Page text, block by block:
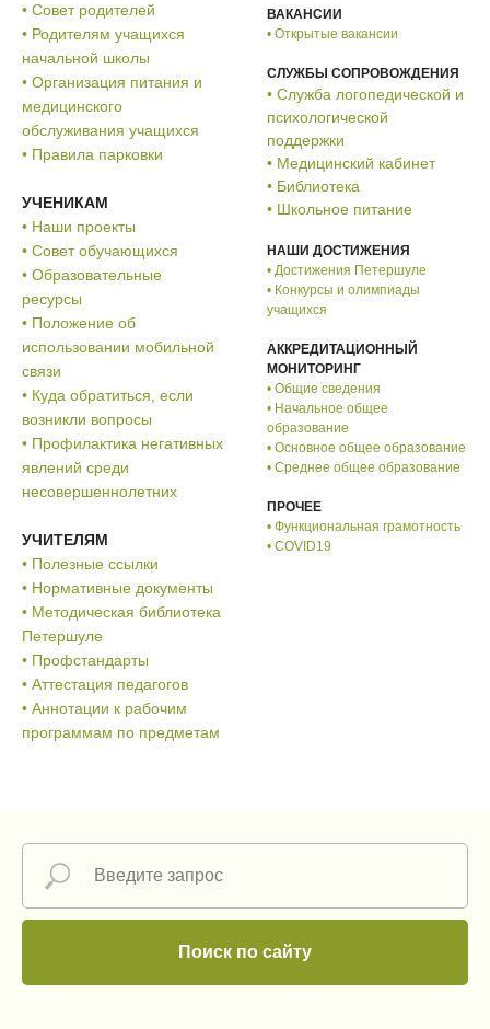
• Совет родителей
• Родителям учащихся
начальной школы
• Организация питания и
медицинского
обслуживания учащихся
• Правила парковки
УЧЕНИКАМ
• Наши проекты
• Совет обучающихся
• Образовательные
ресурсы
• Положение об
использовании мобильной
связи
• Куда обратиться, если
возникли вопросы
• Профилактика негативных
явлений среди
несовершеннолетних
УЧИТЕЛЯМ
• Полезные ссылки
• Нормативные документы
• Методическая библиотека
Петершуле
• Профстандарты
• Аттестация педагогов
• Аннотации к рабочим
программам по предметам
ВАКАНСИИ
• Открытые вакансии
СЛУЖБЫ СОПРОВОЖДЕНИЯ
• Служба логопедической и
психологической
поддержки
• Медицинский кабинет
• Библиотека
• Школьное питание
НАШИ ДОСТИЖЕНИЯ
• Достижения Петершуле
• Конкурсы и олимпиады
учащихся
АККРЕДИТАЦИОННЫЙ
МОНИТОРИНГ
• Общие сведения
• Начальное общее
образование
• Основное общее образование
• Среднее общее образование
ПРОЧЕЕ
• Функциональная грамотность
• COVID19
Поиск по сайту